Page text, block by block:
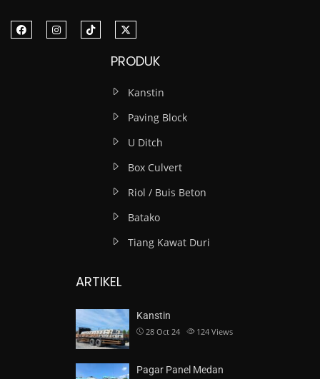
PRODUK
Kanstin
Paving Block
U Ditch
Box Culvert
Riol / Buis Beton
Batako
Tiang Kawat Duri
ARTIKEL
Kanstin
28 Oct 24 124 Views
Pagar Panel Medan